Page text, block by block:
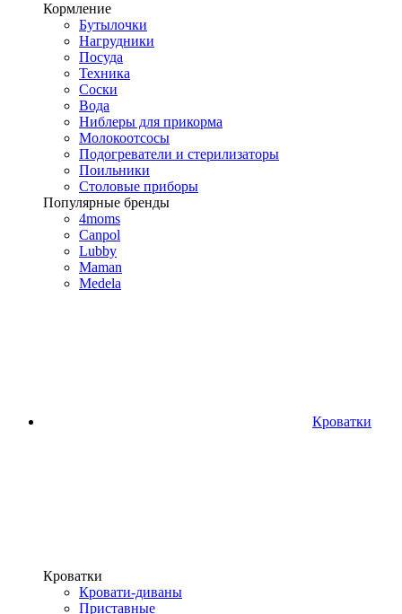
Кормление
Бутылочки
Нагрудники
Посуда
Техника
Соски
Вода
Ниблеры для прикорма
Молокоотсосы
Подогреватели и стерилизаторы
Поильники
Столовые приборы
Популярные бренды
4moms
Canpol
Lubby
Maman
Medela
Кроватки
Кроватки
Кровати-диваны
Приставные